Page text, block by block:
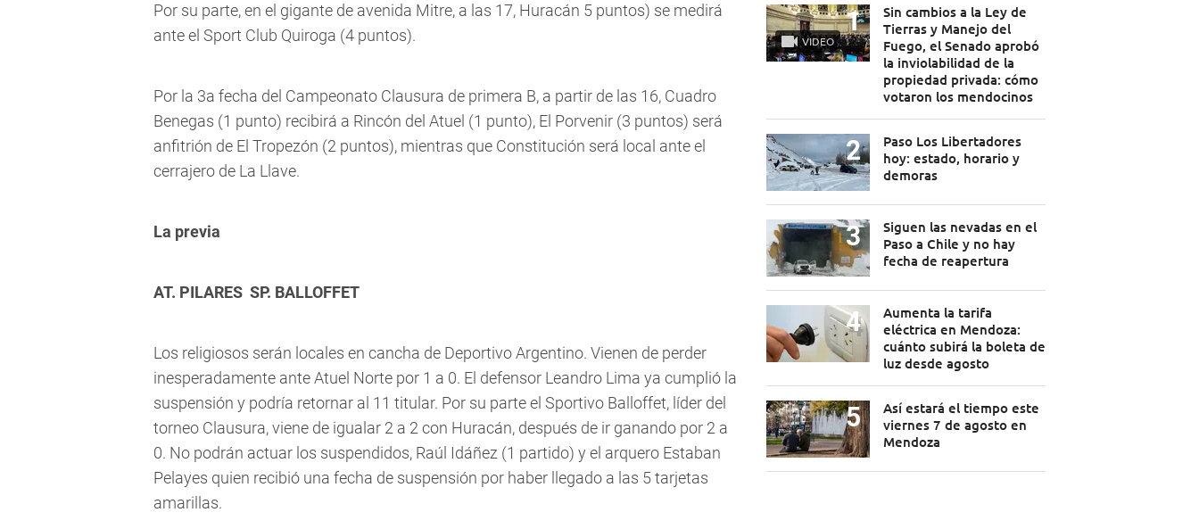
Por su parte, en el gigante de avenida Mitre, a las 17, Huracán 5 puntos) se medirá
ante el Sport Club Quiroga (4 puntos).
Por la 3a fecha del Campeonato Clausura de primera B, a partir de las 16, Cuadro
Benegas (1 punto) recibirá a Rincón del Atuel (1 punto), El Porvenir (3 puntos) será
anfitrión de El Tropezón (2 puntos), mientras que Constitución será local ante el
cerrajero de La Llave.
La previa
AT. PILARES  SP. BALLOFFET
Los religiosos serán locales en cancha de Deportivo Argentino. Vienen de perder
inesperadamente ante Atuel Norte por 1 a 0. El defensor Leandro Lima ya cumplió la
suspensión y podría retornar al 11 titular. Por su parte el Sportivo Balloffet, líder del
torneo Clausura, viene de igualar 2 a 2 con Huracán, después de ir ganando por 2 a
0. No podrán actuar los suspendidos, Raúl Idáñez (1 partido) y el arquero Estaban
Pelayes quien recibió una fecha de suspensión por haber llegado a las 5 tarjetas
amarillas.
VIDEO
Sin cambios a la Ley de
Tierras y Manejo del
Fuego, el Senado aprobó
la inviolabilidad de la
propiedad privada: cómo
votaron los mendocinos
Paso Los Libertadores
hoy: estado, horario y
demoras
Siguen las nevadas en el
Paso a Chile y no hay
fecha de reapertura
Aumenta la tarifa
eléctrica en Mendoza:
cuánto subirá la boleta de
luz desde agosto
Así estará el tiempo este
viernes 7 de agosto en
Mendoza